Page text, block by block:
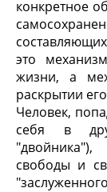
конкретное
это
жизни, а
раскрытии
Человек,
себя в
свободы и